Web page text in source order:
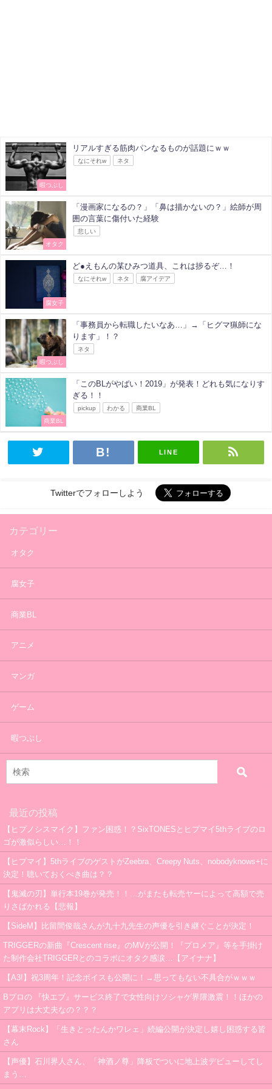
暇つぶし
リアルすぎる筋肉パンなるものが話題にｗｗ
なにそれw ネタ
オタク
「漫画家になるの？」「鼻は描かないの？」絵師が周
囲の言葉に傷付いた経験
悲しい
腐女子
ど●えもんの某ひみつ道具、これは捗るぞ…！
なにそれw ネタ 腐アイデア
暇つぶし
「事務員から転職したいなあ…」→「ヒグマ猟師にな
ります」！？
ネタ
商業BL
「このBLがやばい！2019」が発表！どれも気になりす
ぎる！！
pickup わかる 商業BL
LINE
Twitterでフォローしよう
カテゴリー
オタク
腐女子
商業BL
アニメ
マンガ
ゲーム
暇つぶし
最近の投稿
【ヒプノシスマイク】ファン困惑！？SixTONESとヒプマイ5thライブのロ
ゴが激似らしい…！！
【ヒプマイ】5thライブのゲストがZeebra、Creepy Nuts、nobodyknows+に
決定！聴いておくべき曲は？？
【鬼滅の刃】単行本19巻が発売！！…がまたも転売ヤーによって高額で売
りさばかれる【悲報】
【SideM】比留間俊哉さんが九十九先生の声優を引き継ぐことが決定！
TRIGGERの新曲『Crescent rise』のMVが公開！『プロメア』等を手掛け
た制作会社TRIGGERとのコラボにオタク感涙…【アイナナ】
【A3!】祝3周年！記念ボイスも公開に！→思ってもない不具合がｗｗｗ
Bプロの 『快エブ』サービス終了で女性向けソシャゲ界隈激震！！ほかの
アプリは大丈夫なの？？？
【幕末Rock】「生きとったんかワレェ」続編公開が決定し嬉し困惑する皆
さん
【声優】石川界人さん、「神酒ノ尊」降板でついに地上波デビューしてし
まう…